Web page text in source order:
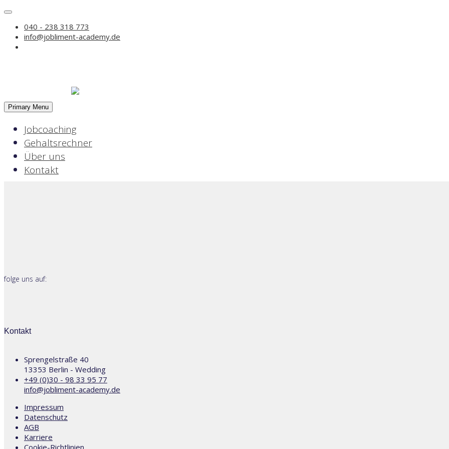
Skip
content040 - 238 318 773
info@jobliment-academy.de
Primary Menu
Jobcoaching
Gehaltsrechner
Über uns
Kontakt
folge uns auf:
Kontakt
Sprengelstraße 40
13353 Berlin - Wedding
+49 (0)30 - 98 33 95 77
info@jobliment-academy.de
Impressum
Datenschutz
AGB
Karriere